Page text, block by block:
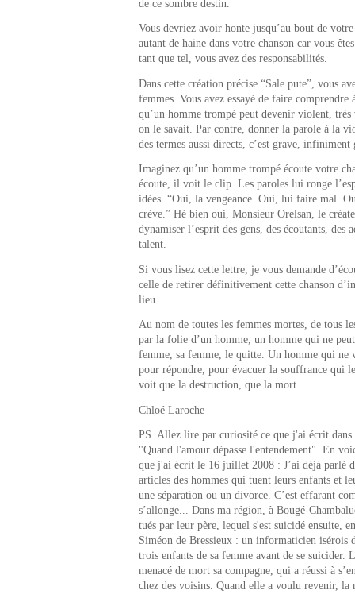
de ce sombre destin.
Vous devriez avoir honte jusqu’au bout de
autant de haine dans votre chanson car vous
tant que tel, vous avez des responsabilités.
Dans cette création précise “Sale pute”, vous
femmes. Vous avez essayé de faire comprendre
qu’un homme trompé peut devenir violent,
on le savait. Par contre, donner la parole à la
des termes aussi directs, c’est grave, infiniment
Imaginez qu’un homme trompé écoute votre
écoute, il voit le clip. Les paroles lui ronge
idées. “Oui, la vengeance. Oui, lui faire mal.
crève.” Hé bien oui, Monsieur Orelsan, le
dynamiser l’esprit des gens, des écoutants, des
talent.
Si vous lisez cette lettre, je vous demande
celle de retirer définitivement cette chanson
lieu.
Au nom de toutes les femmes mortes, de tous
par la folie d’un homme, un homme qui ne
femme, sa femme, le quitte. Un homme qui ne
pour répondre, pour évacuer la souffrance qui
voit que la destruction, que la mort.
Chloé Laroche
PS. Allez lire par curiosité ce que j'ai écrit dans
"Quand l'amour dépasse l'entendement". En
que j'ai écrit le 16 juillet 2008 : J’ai déjà parlé
articles des hommes qui tuent leurs enfants et
une séparation ou un divorce. C’est effarant
s’allonge... Dans ma région, à Bougé-
tués par leur père, lequel s'est suicidé ensuite,
Siméon de Bressieux : un informaticien isérois
trois enfants de sa femme avant de se suicider.
menacé de mort sa compagne, qui a réussi à
chez des voisins. Quand elle a voulu revenir, la